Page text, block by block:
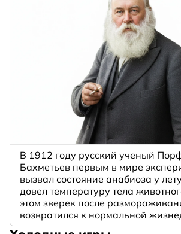
В 1912 году русский ученый
Бахметьев первым в мире
вызвал состояние анабиоза у
довел температуру тела
этом зверек после
возвратился к нормальной